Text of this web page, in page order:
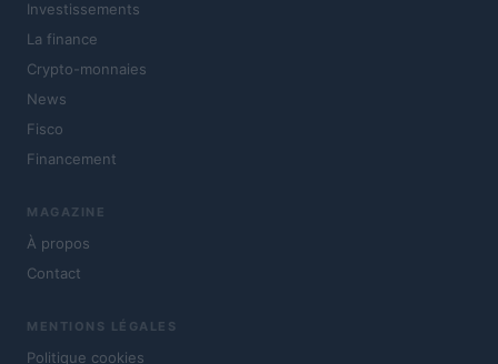
Investissements
La finance
Crypto-monnaies
News
Fisco
Financement
MAGAZINE
À propos
Contact
MENTIONS LÉGALES
Politique cookies